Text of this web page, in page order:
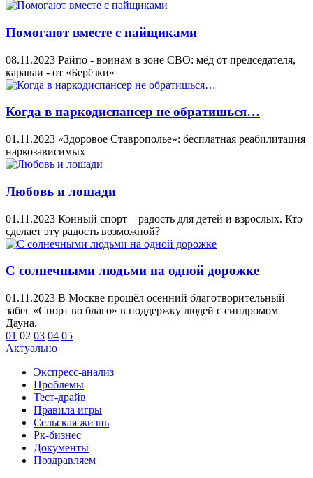
Помогают вместе с пайщиками
08.11.2023 Райпо - воинам в зоне СВО: мёд от председателя,
караваи - от «Берёзки»
Когда в наркодиспансер не обратишься…
01.11.2023 «Здоровое Ставрополье»: бесплатная реабилитация
наркозависимых
Любовь и лошади
01.11.2023 Конный спорт – радость для детей и взрослых. Кто
сделает эту радость возможной?
С солнечными людьми на одной дорожке
01.11.2023 В Москве прошёл осенний благотворительный
забег «Спорт во благо» в поддержку людей с синдромом
Дауна.
01 02 03 04 05
Актуально
Экспресс-анализ
Проблемы
Тест-драйв
Правила игры
Сельская жизнь
Рк-бизнес
Документы
Поздравляем